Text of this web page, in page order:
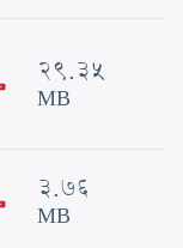
29.35
MB
3.76
MB